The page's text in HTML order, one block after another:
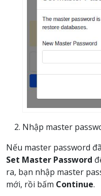
Nhập master
Nếu master password
Set Master Password
ra, bạn nhập master
mới, rồi bấm Continue.